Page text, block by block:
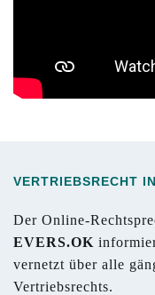
VERTRIEBSRECHT
Der Online-
EVERS.OK
vernetzt über alle
Vertriebsrechts.